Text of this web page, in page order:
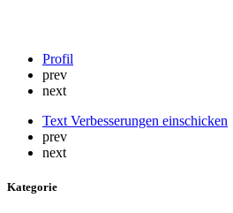
Profil
prev
next
Text Verbesserungen einschicken
prev
next
Kategorie